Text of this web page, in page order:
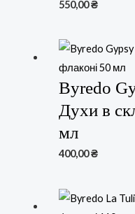
550,00₴
Byredo
Духи в
мл
400,00₴